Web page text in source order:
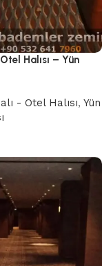
Halısı – Yün
- Otel Halısı, Yün